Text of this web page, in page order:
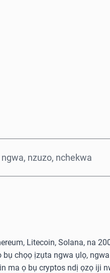
nzuzo, nchekwa
Litecoin, Solana, na
chọọ ịzụta ngwa ụlọ, ngwa
ma ọ bụ cryptos ndị ọzọ iji